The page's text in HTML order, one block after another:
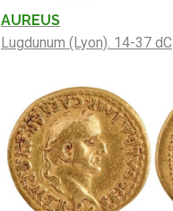
AUREUS
Lugdunum (Lyon). 14-37 dC